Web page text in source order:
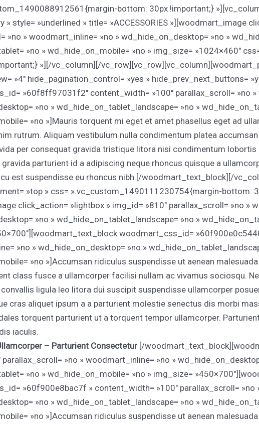
bottom: 30px !important;}
» style= »underlined » title= »ACCESSORIES »][woodmart_image
»no » woodmart_inline= »no » wd_hide_on_desktop= »no »
»no » wd_hide_on_mobile= »no » img_size= »1024×460″
»][/vc_column][/
»4″ hide_pagination_control= »yes » hide_prev_next_buttons=
»60f8ff97031f2″ content_width= »100″ parallax_scroll= »no »
»no » wd_hide_on_tablet_landscape= »no »
»no »]Mauris torquent mi eget et amet phasellus eget ad
rutrum. Aliquam vestibulum nulla condimentum platea
per consequat gravida tristique litora nisi condimentum
parturient id a adipiscing neque rhoncus quisque a
est suspendisse eu rhoncus nibh.[/woodmart_text_block][/
»top » css= ».vc_custom_1490111230754{margin-bottom:
click_action= »lightbox » img_id= »810″ parallax_scroll= »no »
»no » wd_hide_on_tablet_landscape= »no »
woodmart_css_id=
»no » wd_hide_on_desktop= »no »
»no »]Accumsan ridiculus suspendisse ut aenean
class fusce a ullamcorper facilisi nullam ac vivamus sociosqu.
ligula leo litora dui suscipit suspendisse ullamcorper
cras aliquet ipsum a a parturient molestie senectus dis morbi
torquent parturient ut a torquent tempor ullamcorper.
iaculis.
– Parturient Consectetur [/
parallax_scroll= »no » woodmart_inline= »no »
»no » wd_hide_on_mobile= »no » img_size=
»60f900e8bac7f » content_width= »100″ parallax_scroll= »no
»no » wd_hide_on_tablet_landscape= »no »
»no »]Accumsan ridiculus suspendisse ut aenean